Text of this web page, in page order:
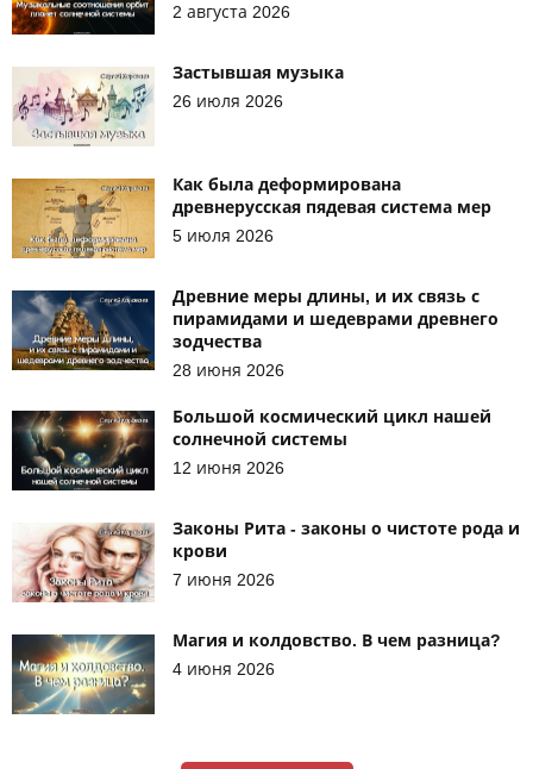
2 августа 2026
Застывшая музыка
26 июля 2026
Как была деформирована
древнерусская пядевая система мер
5 июля 2026
Древние меры длины, и их связь с
пирамидами и шедеврами древнего
зодчества
28 июня 2026
Большой космический цикл нашей
солнечной системы
12 июня 2026
Законы Рита - законы о чистоте рода и
крови
7 июня 2026
Магия и колдовство. В чем разница?
4 июня 2026